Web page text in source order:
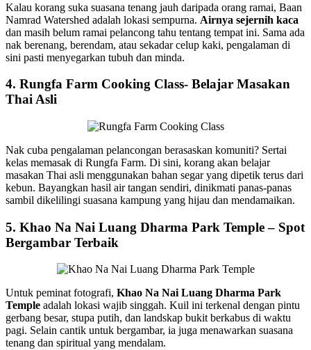
Kalau korang suka suasana tenang jauh daripada orang ramai, Baan
Namrad Watershed adalah lokasi sempurna. Airnya sejernih kaca
dan masih belum ramai pelancong tahu tentang tempat ini. Sama ada
nak berenang, berendam, atau sekadar celup kaki, pengalaman di
sini pasti menyegarkan tubuh dan minda.
4. Rungfa Farm Cooking Class- Belajar Masakan
Thai Asli
Nak cuba pengalaman pelancongan berasaskan komuniti? Sertai
kelas memasak di Rungfa Farm. Di sini, korang akan belajar
masakan Thai asli menggunakan bahan segar yang dipetik terus dari
kebun. Bayangkan hasil air tangan sendiri, dinikmati panas-panas
sambil dikelilingi suasana kampung yang hijau dan mendamaikan.
5. Khao Na Nai Luang Dharma Park Temple – Spot
Bergambar Terbaik
Untuk peminat fotografi, Khao Na Nai Luang Dharma Park
Temple adalah lokasi wajib singgah. Kuil ini terkenal dengan pintu
gerbang besar, stupa putih, dan landskap bukit berkabus di waktu
pagi. Selain cantik untuk bergambar, ia juga menawarkan suasana
tenang dan spiritual yang mendalam.